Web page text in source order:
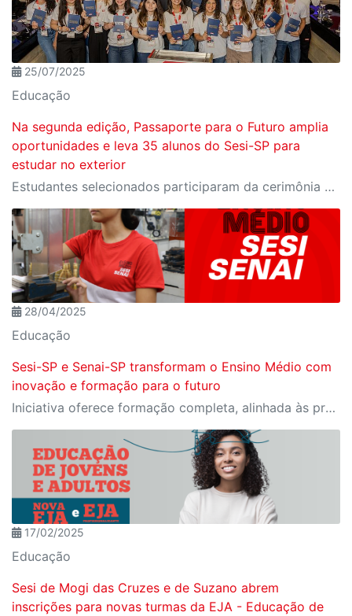
25/07/2025
Educação
Na segunda edição, Passaporte para o Futuro amplia
oportunidades e leva 35 alunos do Sesi-SP para
estudar no exterior
Estudantes selecionados participaram da cerimônia oficial de entrega do passaporte, realizada no Espaço Nobre da Fiesp, em São Paulo
28/04/2025
Educação
Sesi-SP e Senai-SP transformam o Ensino Médio com
inovação e formação para o futuro
Iniciativa oferece formação completa, alinhada às profissões do futuro e aos desafios da nova indústria.
17/02/2025
Educação
Sesi de Mogi das Cruzes e de Suzano abrem
inscrições para novas turmas da EJA - Educação de